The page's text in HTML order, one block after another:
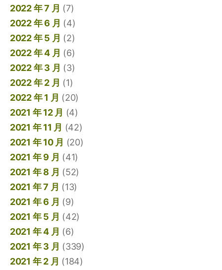
2022 年 7 月 (7)
2022 年 6 月 (4)
2022 年 5 月 (2)
2022 年 4 月 (6)
2022 年 3 月 (3)
2022 年 2 月 (1)
2022 年 1 月 (20)
2021 年 12 月 (4)
2021 年 11 月 (42)
2021 年 10 月 (20)
2021 年 9 月 (41)
2021 年 8 月 (52)
2021 年 7 月 (13)
2021 年 6 月 (9)
2021 年 5 月 (42)
2021 年 4 月 (6)
2021 年 3 月 (339)
2021 年 2 月 (184)